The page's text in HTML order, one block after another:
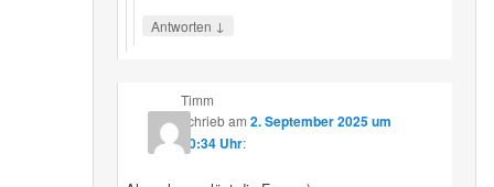
Antworten ↓
Timm
schriebam 2. September 2025 um
10:34 Uhr: